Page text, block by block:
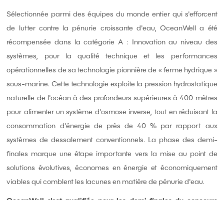
Sélectionnée parmi des équipes du monde entier qui s'efforcent
de lutter contre la pénurie croissante d'eau, OceanWell a été
récompensée dans la catégorie A : Innovation au niveau des
systèmes, pour la qualité technique et les performances
opérationnelles de sa technologie pionnière de « ferme hydrique »
sous-marine. Cette technologie exploite la pression hydrostatique
naturelle de l'océan à des profondeurs supérieures à 400 mètres
pour alimenter un système d'osmose inverse, tout en réduisant la
consommation d'énergie de près de 40 % par rapport aux
systèmes de dessalement conventionnels. La phase des demi-
finales marque une étape importante vers la mise au point de
solutions évolutives, économes en énergie et économiquement
viables qui comblent les lacunes en matière de pénurie d'eau.